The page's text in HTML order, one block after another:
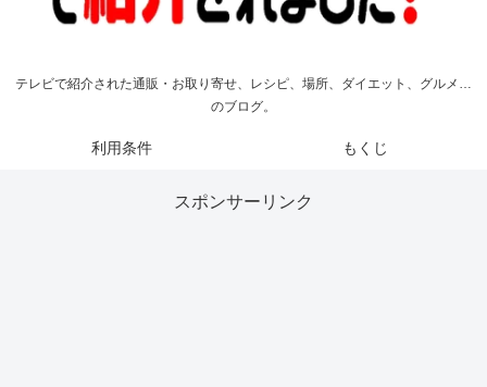
テレビで紹介された通販・お取り寄せ、レシピ、場所、ダイエット、グルメ…
のブログ。
利用条件 もくじ
スポンサーリンク